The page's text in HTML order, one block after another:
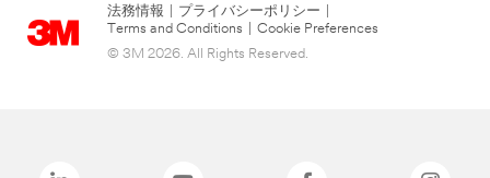
法務情報 プライバシーポリシー
Terms and Conditions
Cookie Preferences
© 3M 2026. All Rights Reserved.